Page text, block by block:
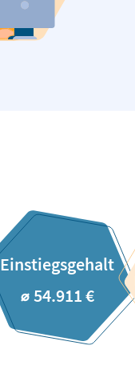
Einstiegsgehalt
⌀ 54.911 €